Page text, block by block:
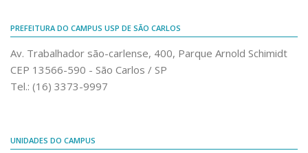
Creche e Pré-Escola
Comunicação e Informática
Programas e Ações
Terceira Idade
PREFEITURA DO CAMPUS USP DE SÃO CARLOS
Av. Trabalhador são-carlense, 400, Parque Arnold Schimidt
CEP 13566-590 - São Carlos / SP
Tel.: (16) 3373-9997
UNIDADES DO CAMPUS